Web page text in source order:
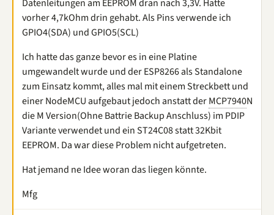
Datenleitungen am EEPROM dran nach 3,3V. Hatte
vorher 4,7kOhm drin gehabt. Als Pins verwende ich
GPIO4(SDA) und GPIO5(SCL)
Ich hatte das ganze bevor es in eine Platine
umgewandelt wurde und der ESP8266 als Standalone
zum Einsatz kommt, alles mal mit einem Streckbett und
einer NodeMCU aufgebaut jedoch anstatt derMCP7940N
die M Version(Ohne Battrie Backup Anschluss) im PDIP
Variante verwendet und ein ST24C08 statt 32Kbit
EEPROM. Da war diese Problem nicht aufgetreten.
Hat jemand ne Idee woran das liegen könnte.
Mfg